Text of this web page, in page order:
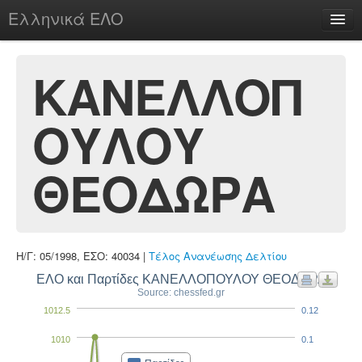
Ελληνικά ΕΛΟ
chesstu.be @ discord
Login
ΚΑΝΕΛΛΟΠ
ΟΥΛΟΥ
ΘΕΟΔΩΡΑ
Η/Γ: 05/1998, ΕΣΟ: 40034 | Τέλος Ανανέωσης Δελτίου
ΕΛΟ και Παρτίδες ΚΑΝΕΛΛΟΠΟΥΛΟΥ ΘΕΟΔΩΡΑ
Source: chessfed.gr
1010
1012.5
0.1
0.12